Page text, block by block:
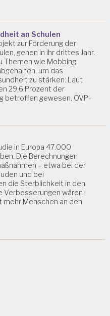
an Schulen
zur Förderung der
gehen in ihr drittes Jahr.
Themen wie Mobbing,
um das
zu stärken. Laut
29,6 Prozent der
betroffen gewesen. ÖVP-
in Europa 47.000
Die Berechnungen
– etwa bei der
und bei
die Sterblichkeit in den
Verbesserungen wären
Menschen an den